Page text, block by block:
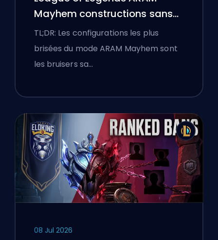
Mayhem constructions sans
bottes
TL;DR: Les configurations les plus
brisées du mode ARAM Mayhem sont
les bruisers sa…
08 Jul 2026